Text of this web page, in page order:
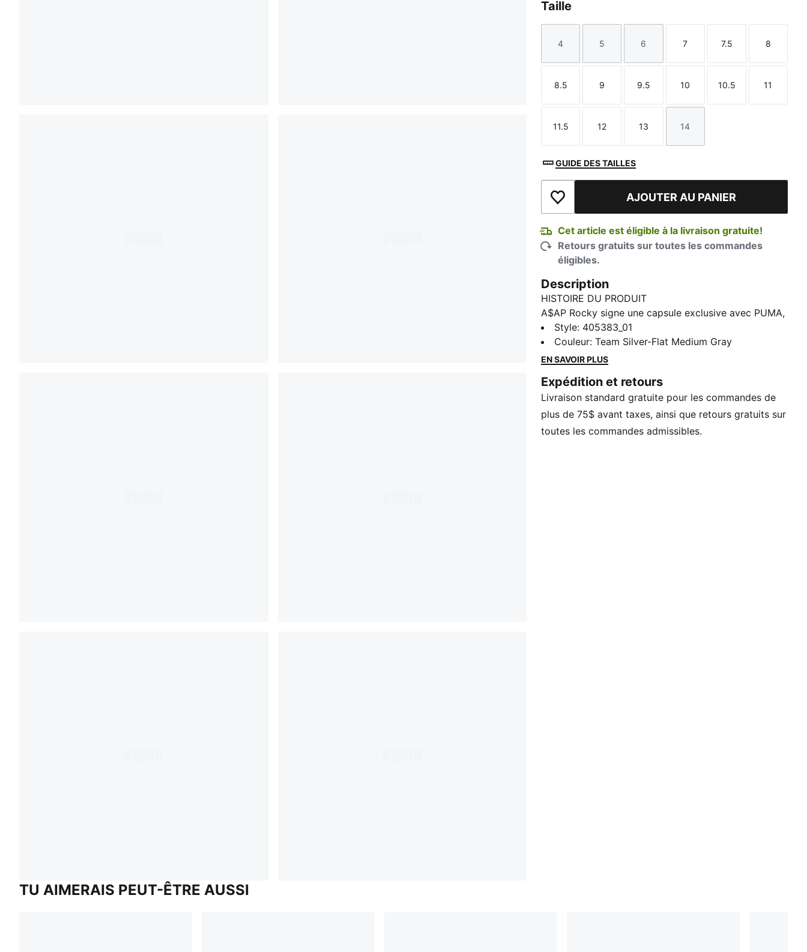
Taille
Taille
4
Taille
5
Taille
6
Taille
7
Taille
7.5
Taille
8
Taille
8.5
Taille
9
Taille
9.5
Taille
10
Taille
10.5
Taille
11
Taille
11.5
Taille
12
Taille
13
Taille
14
GUIDE DES TAILLES
Ajouter à la liste de souhaits
AJOUTER AU PANIER
Cet article est éligible à la livraison gratuite!
Retours gratuits sur toutes les commandes
éligibles.
Description
HISTOIRE DU PRODUIT
A$AP Rocky signe une capsule exclusive avec PUMA,
taillée pour la jungle de béton. La collection fusionne
le design style urbain classique avec des touches de
couleurs saisissantes, des textures techniques et des
sneakers PUMA préférées de Rocky — Inhale et
Mostro OG — reviennent aux côtés d'un nouveau
style audacieux et d'un nouveau favori personnel
Flacko : Mostro Gabbia, construit avec une cage
Style: 405383_01
Couleur:Team Silver-Flat Medium Gray
EN SAVOIR PLUS
Expédition et retours
Livraison standard gratuite pour les commandes de
plus de 75$ avant taxes, ainsi que retours gratuits sur
toutes les commandes admissibles.
TU AIMERAIS PEUT-ÊTRE AUSSI